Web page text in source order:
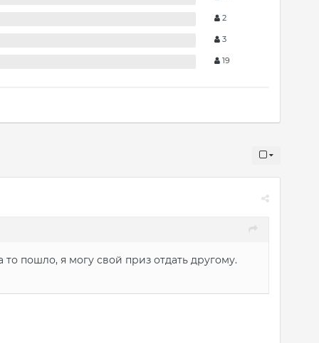
2
3
19
пошло, я могу свой приз отдать другому.